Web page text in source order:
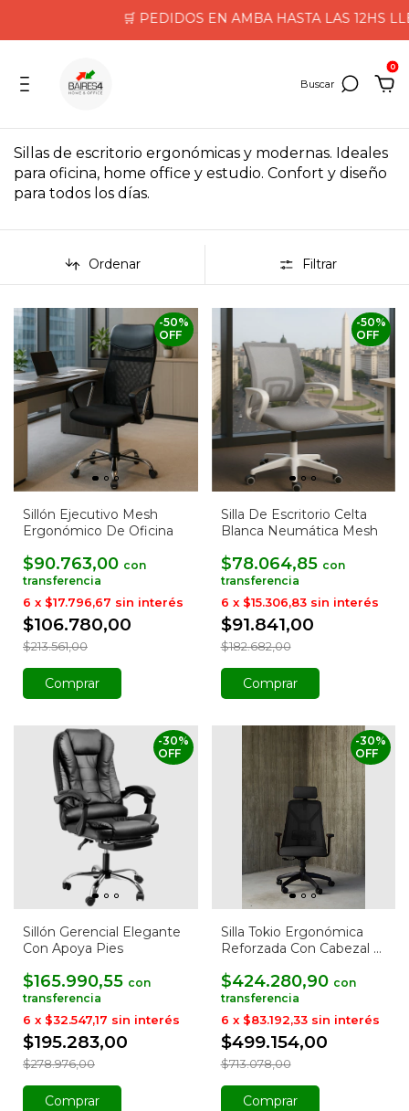
🛒 PEDIDOS EN AMBA HASTA LAS 12HS LLEGAN EN
0
Sillas de escritorio ergonómicas y modernas. Ideales
para oficina, home office y estudio. Confort y diseño
para todos los días.
Ordenar Filtrar
Sillón Ejecutivo Mesh
Ergonómico De Oficina
$90.763,00 con
$106.780,00
-50%
OFF
$213.561,00
6 x $17.796,67 sin interés
Silla De Escritorio Celta
Blanca Neumática Mesh
$78.064,85 con
$91.841,00
-50%
OFF
$182.682,00
6 x $15.306,83 sin interés
Comprar
Sillón Gerencial Elegante
Con Apoya Pies
$165.990,55 con
$195.283,00
-30%
OFF
$278.976,00
6 x $32.547,17 sin interés
Silla Tokio Ergonómica
Reforzada Con Cabezal y
$424.280,90 con
$499.154,00
-30%
OFF
$713.078,00
6 x $83.192,33 sin interés
Comprar